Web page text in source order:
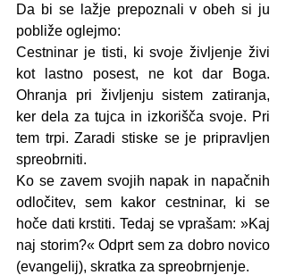
Da bi se lažje prepoznali v obeh si ju
pobliže oglejmo:
Cestninar je tisti, ki svoje življenje živi
kot lastno posest, ne kot dar Boga.
Ohranja pri življenju sistem zatiranja,
ker dela za tujca in izkorišča svoje. Pri
tem trpi. Zaradi stiske se je pripravljen
spreobrniti.
Ko se zavem svojih napak in napačnih
odločitev, sem kakor cestninar, ki se
hoče dati krstiti. Tedaj se vprašam: »Kaj
naj storim?« Odprt sem za dobro novico
(evangelij), skratka za spreobrnjenje.